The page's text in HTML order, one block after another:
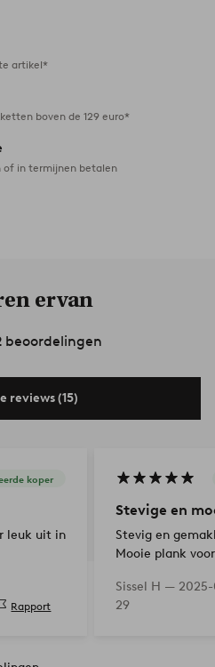
artikel*
boven de 129 euro*
in termijnen betalen
ervan
beoordelingen
reviews (15)
koper
leuk uit in
Rapport
Stevige en
Stevig en
Mooie plank
Sissel H —
29